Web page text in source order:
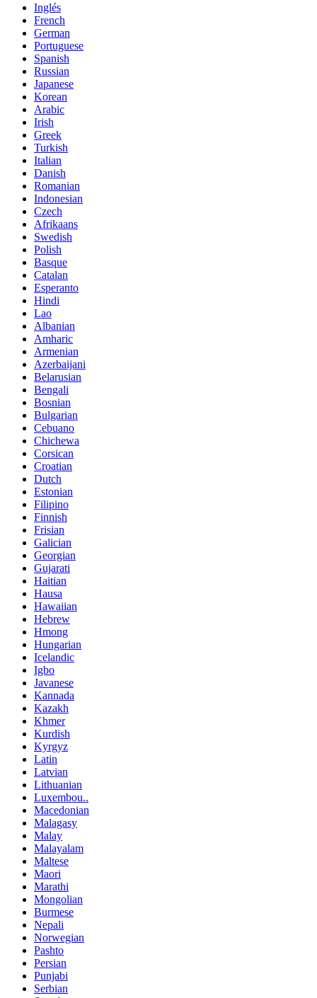
Inglés
French
German
Portuguese
Spanish
Russian
Japanese
Korean
Arabic
Irish
Greek
Turkish
Italian
Danish
Romanian
Indonesian
Czech
Afrikaans
Swedish
Polish
Basque
Catalan
Esperanto
Hindi
Lao
Albanian
Amharic
Armenian
Azerbaijani
Belarusian
Bengali
Bosnian
Bulgarian
Cebuano
Chichewa
Corsican
Croatian
Dutch
Estonian
Filipino
Finnish
Frisian
Galician
Georgian
Gujarati
Haitian
Hausa
Hawaiian
Hebrew
Hmong
Hungarian
Icelandic
Igbo
Javanese
Kannada
Kazakh
Khmer
Kurdish
Kyrgyz
Latin
Latvian
Lithuanian
Luxembou..
Macedonian
Malagasy
Malay
Malayalam
Maltese
Maori
Marathi
Mongolian
Burmese
Nepali
Norwegian
Pashto
Persian
Punjabi
Serbian